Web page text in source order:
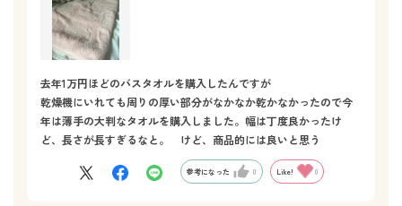
去年1万円ほどのバスタオルを購入したんですが
乾燥機にいれても周りの厚い部分がなかなか乾かなかったので今
年は薄手の大判なタオルを購入しました。幅は丁度良かったけ
ど、長さが長すぎるなと。 けど、商品的には良いと思う
参考になった 0 Like! 0